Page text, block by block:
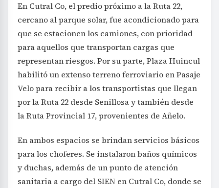
En Cutral Co, el predio próximo a la Ruta 22,
cercano al parque solar, fue acondicionado para
que se estacionen los camiones, con prioridad
para aquellos que transportan cargas que
representan riesgos. Por su parte, Plaza Huincul
habilitó un extenso terreno ferroviario en Pasaje
Velo para recibir a los transportistas que llegan
por la Ruta 22 desde Senillosa y también desde
la Ruta Provincial 17, provenientes de Añelo.
En ambos espacios se brindan servicios básicos
para los choferes. Se instalaron baños químicos
y duchas, además de un punto de atención
sanitaria a cargo del SIEN en Cutral Co, donde se